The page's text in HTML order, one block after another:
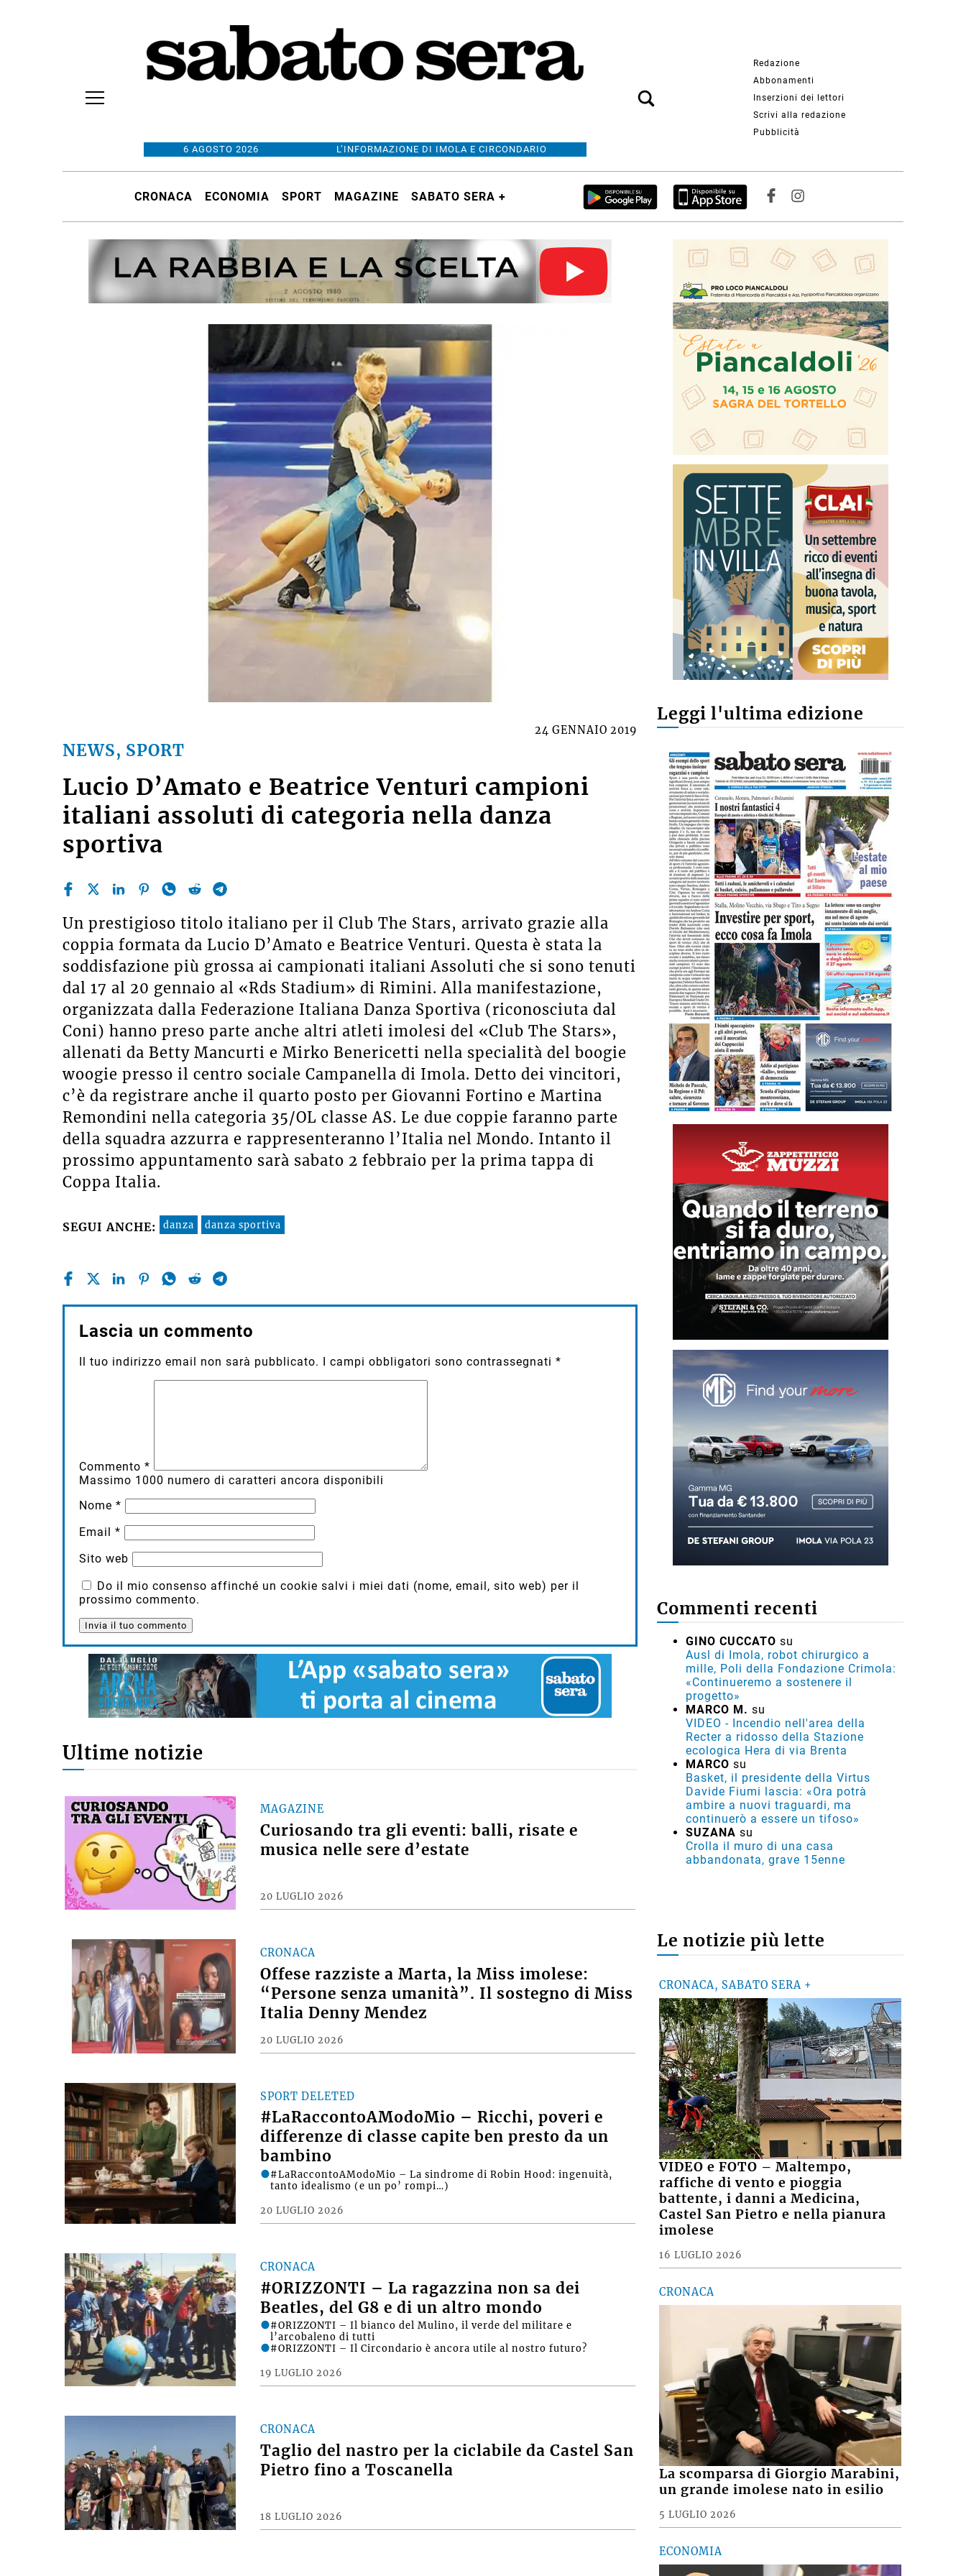
6 AGOSTO 2026 L’INFORMAZIONE DI IMOLA E CIRCONDARIO
Redazione
Abbonamenti
Inserzioni dei lettori
Scrivi alla redazione
Pubblicità
CRONACA ECONOMIA SPORT MAGAZINE SABATO SERA +
NEWS, SPORT
24 GENNAIO 2019
Lucio D’Amato e Beatrice Venturi campioni
italiani assoluti di categoria nella danza
sportiva
Un prestigioso titolo italiano per il Club The Stars, arrivato grazie alla
coppia formata da Lucio D’Amato e Beatrice Venturi. Questa è stata la
soddisfazione più grossa ai campionati italiani Assoluti che si sono tenuti
dal 17 al 20 gennaio al «Rds Stadium» di Rimini. Alla manifestazione,
organizzata dalla Federazione Italiana Danza Sportiva (riconosciuta dal
Coni) hanno preso parte anche altri atleti imolesi del «Club The Stars»,
allenati da Betty Mancurti e Mirko Benericetti nella specialità del boogie
woogie presso il centro sociale Campanella di Imola. Detto dei vincitori,
c’è da registrare anche il quarto posto per Giovanni Fortino e Martina
Remondini nella categoria 35/OL classe AS. Le due coppie faranno parte
della squadra azzurra e rappresenteranno l’Italia nel Mondo. Intanto il
prossimo appuntamento sarà sabato 2 febbraio per la prima tappa di
Coppa Italia.
SEGUI ANCHE: danza danza sportiva
Lascia un commento
Il tuo indirizzo email non sarà pubblicato. I campi obbligatori sono contrassegnati *
Commento *
Massimo 1000 numero di caratteri ancora disponibili
Nome *
Email *
Sito web
Do il mio consenso affinché un cookie salvi i miei dati (nome, email, sito web) per il
prossimo commento.
Ultime notizie
MAGAZINE
Curiosando tra gli eventi: balli, risate e
musica nelle sere d’estate
20 LUGLIO 2026
CRONACA
Offese razziste a Marta, la Miss imolese:
“Persone senza umanità”. Il sostegno di Miss
Italia Denny Mendez
20 LUGLIO 2026
SPORT DELETED
#LaRaccontoAModoMio – Ricchi, poveri e
differenze di classe capite ben presto da un
bambino
20 LUGLIO 2026
#LaRaccontoAModoMio – La sindrome di Robin Hood: ingenuità,
tanto idealismo (e un po’ rompi…)
CRONACA
#ORIZZONTI – La ragazzina non sa dei
Beatles, del G8 e di un altro mondo
19 LUGLIO 2026
#ORIZZONTI – Il bianco del Mulino, il verde del militare e
l’arcobaleno di tutti
#ORIZZONTI – Il Circondario è ancora utile al nostro futuro?
CRONACA
Taglio del nastro per la ciclabile da Castel San
Pietro fino a Toscanella
18 LUGLIO 2026
Leggi l'ultima edizione
Commenti recenti
GINO CUCCATO su
Ausl di Imola, robot chirurgico a
mille, Poli della Fondazione Crimola:
«Continueremo a sostenere il
progetto»
MARCO M. su
VIDEO - Incendio nell'area della
Recter a ridosso della Stazione
ecologica Hera di via Brenta
MARCO su
Basket, il presidente della Virtus
Davide Fiumi lascia: «Ora potrà
ambire a nuovi traguardi, ma
continuerò a essere un tifoso»
SUZANA su
Crolla il muro di una casa
abbandonata, grave 15enne
Le notizie più lette
CRONACA, SABATO SERA +
VIDEO e FOTO – Maltempo,
raffiche di vento e pioggia
battente, i danni a Medicina,
Castel San Pietro e nella pianura
imolese
16 LUGLIO 2026
CRONACA
La scomparsa di Giorgio Marabini,
un grande imolese nato in esilio
5 LUGLIO 2026
ECONOMIA